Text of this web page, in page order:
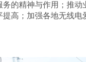
的精神与作用；推
高；加强各地无线